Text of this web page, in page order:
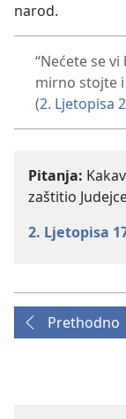
narod.
“Nećete se
mirno stojte i
(2. Ljetopisa
Pitanja:
zaštitio
2. Ljetopisa
Prethodno